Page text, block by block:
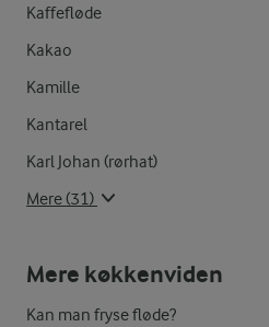
Kaffefløde
Kakao
Kamille
Kantarel
Karl Johan (rørhat)
Mere (31)
Mere køkkenviden
Kan man fryse fløde?